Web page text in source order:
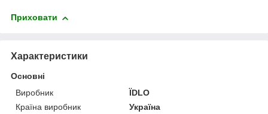
Приховати
Характеристики
Основні
Виробник
ЇDLO
Країна виробник
Україна